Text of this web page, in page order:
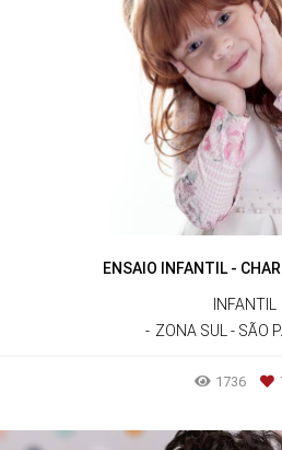
ENSAIO INFANTIL -
INFANTIL
ZONA SUL - SÃO
1736